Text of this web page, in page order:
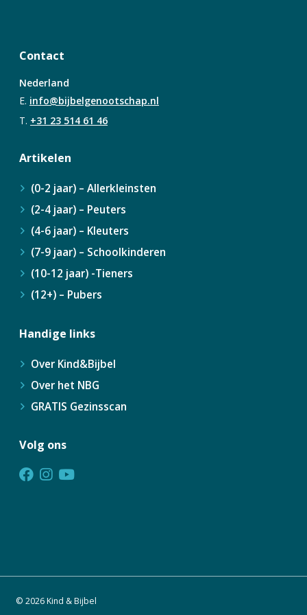
Contact
Nederland
E. info@bijbelgenootschap.nl
T. +31 23 514 61 46
Artikelen
(0-2 jaar) – Allerkleinsten
(2-4 jaar) – Peuters
(4-6 jaar) – Kleuters
(7-9 jaar) – Schoolkinderen
(10-12 jaar) -Tieners
(12+) – Pubers
Handige links
Over Kind&Bijbel
Over het NBG
GRATIS Gezinsscan
Volg ons
© 2026 Kind & Bijbel